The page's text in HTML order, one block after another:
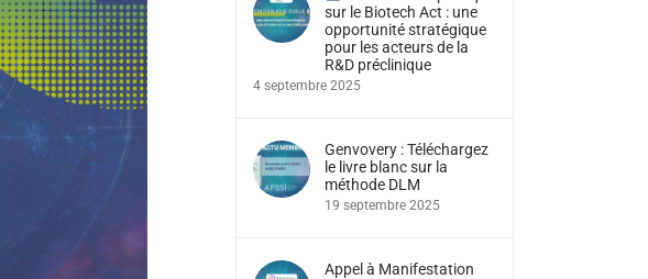
sur le Biotech Act : une
opportunité stratégique
pour les acteurs de la
R&D préclinique
4 septembre 2025
Genvovery : Téléchargez
le livre blanc sur la
méthode DLM
19 septembre 2025
Appel à Manifestation